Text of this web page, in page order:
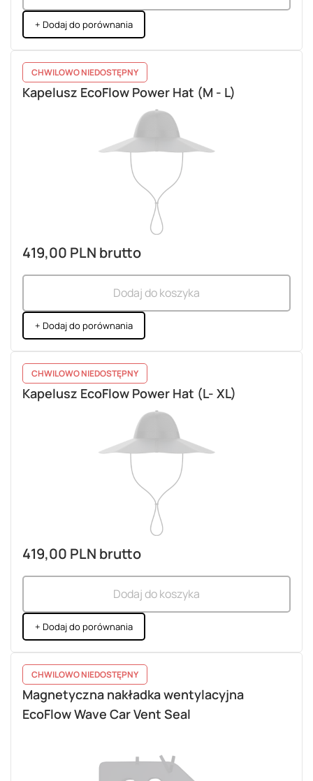
+ Dodaj do porównania
CHWILOWO NIEDOSTĘPNY
Kapelusz EcoFlow Power Hat (M - L)
419,00 PLN brutto
Dodaj do koszyka
+ Dodaj do porównania
CHWILOWO NIEDOSTĘPNY
Kapelusz EcoFlow Power Hat (L- XL)
419,00 PLN brutto
Dodaj do koszyka
+ Dodaj do porównania
CHWILOWO NIEDOSTĘPNY
Magnetyczna nakładka wentylacyjna
EcoFlow Wave Car Vent Seal